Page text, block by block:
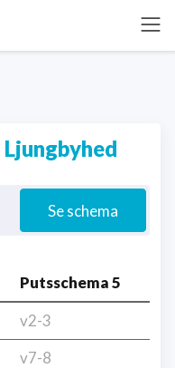
Ljungbyhed
Se schema
Putsschema 5
v2-3
v7-8